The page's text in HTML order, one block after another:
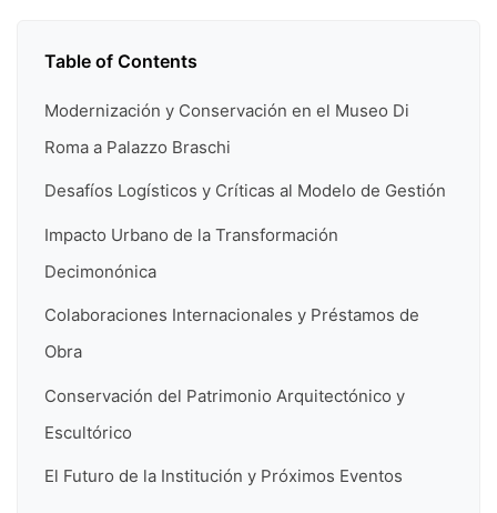
Table of Contents
Modernización y Conservación en el Museo Di
Roma a Palazzo Braschi
Desafíos Logísticos y Críticas al Modelo de Gestión
Impacto Urbano de la Transformación
Decimonónica
Colaboraciones Internacionales y Préstamos de
Obra
Conservación del Patrimonio Arquitectónico y
Escultórico
El Futuro de la Institución y Próximos Eventos